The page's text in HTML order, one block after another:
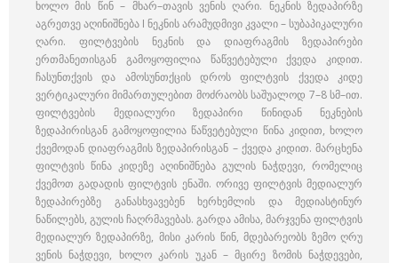
ხოლო მის წინ – მხარ–თავის ვენის ღარი. ნეკნის ზედაპირზე
აგრეთვე აღინიშნება I ნეკნის არამუდმივი კვალი – სუბაპიკალური
ღარი. ფილტვების ნეკნის და დიაფრაგმის ზედაპირები
ერთმანეთისგან გამოყოფილია წაწვეტებული ქვედა კიდით.
ჩასუნთქვის და ამოსუნთქცის დროს ფილტვის ქვედა კიდე
ვერტიკალური მიმართულებით მოძრაობს საშუალოდ 7–8 სმ–ით.
ფილტვების მედიალური ზედაპირი წინიდან ნეკნების
ზედაპირისგან გამოყოფილია წაწვეტებული წინა კიდით, ხოლო
ქვემოდან დიაფრაგმის ზედაპირისგან – ქვედა კიდით. მარცხენა
ფილტვის წინა კიდეზე აღინიშნება გულის ნაჭდევი, რომელიც
ქვემოთ გადადის ფილტვის ენაში. ორივე ფილტვის მედიალურ
ზედაპირებზე განასხვავებენ ხერხემლის და მედიასტინურ
ნაწილებს, გულის ჩაღრმავებას. გარდა ამისა, მარჯვენა ფილტვის
მედიალურ ზედაპირზე, მისი კარის წინ, მდებარეობს ზემო ღრუ
ვენის ნაჭდევი, ხოლო კარის უკან – მცირე ზომის ნაჭდევები,